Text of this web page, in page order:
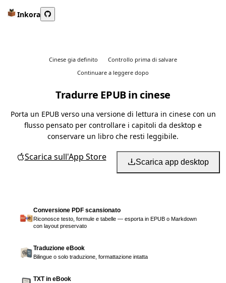
Inkora
Cinese gia definito
Controllo prima di salvare
Continuare a leggere dopo
Tradurre EPUB in cinese
Porta un EPUB verso una versione di lettura in cinese con un
flusso pensato per controllare i capitoli da desktop e
conservare un libro che resti leggibile.
Scarica sull'App Store Scarica app desktop
Conversione PDF scansionato
Riconosce testo, formule e tabelle — esporta in EPUB o Markdown
con layout preservato
Traduzione eBook
Bilingue o solo traduzione, formattazione intatta
TXT in eBook